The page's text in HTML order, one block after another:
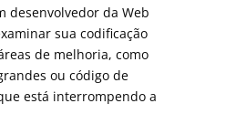
desenvolvedor da Web
sua codificação
de melhoria, como
ou código de
está interrompendo a